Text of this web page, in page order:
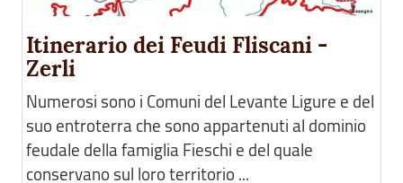
Itinerario dei Feudi Fliscani -
Zerli
Numerosi sono i Comuni del Levante Ligure e del
suo entroterra che sono appartenuti al dominio
feudale della famiglia Fieschi e del quale
conservano sul loro territorio ...